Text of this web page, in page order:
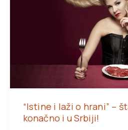
“Istine i laži o hrani” –
konačno i u Srbiji!